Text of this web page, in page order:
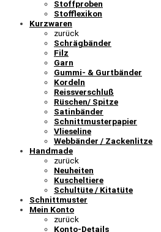
Stoffproben
Stofflexikon
Kurzwaren
zurück
Schrägbänder
Filz
Garn
Gummi- & Gurtbänder
Kordeln
Reissverschluß
Rüschen/ Spitze
Satinbänder
Schnittmusterpapier
Vlieseline
Webbänder / Zackenlitze
Handmade
zurück
Neuheiten
Kuscheltiere
Schultüte / Kitatüte
Schnittmuster
Mein Konto
zurück
Konto-Details